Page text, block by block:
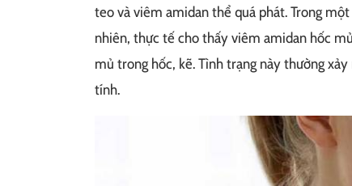
teo và viêm amidan thể quá phát. Trong
nhiên, thực tế cho thấy viêm amidan hốc
mủ trong hốc, kẽ. Tình trạng này thường
tính.